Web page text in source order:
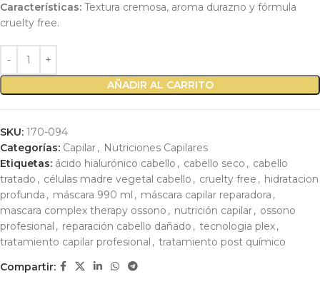
Características: Textura cremosa, aroma durazno y fórmula
cruelty free.
AÑADIR AL CARRITO
SKU: 170-094
Categorías: Capilar, Nutriciones Capilares
Etiquetas: ácido hialurónico cabello , cabello seco , cabello
tratado , células madre vegetal cabello , cruelty free , hidratacion
profunda , máscara 990 ml , máscara capilar reparadora ,
mascara complex therapy ossono , nutrición capilar, ossono
profesional , reparación cabello dañado , tecnologia plex,
tratamiento capilar profesional , tratamiento post químico
Compartir: